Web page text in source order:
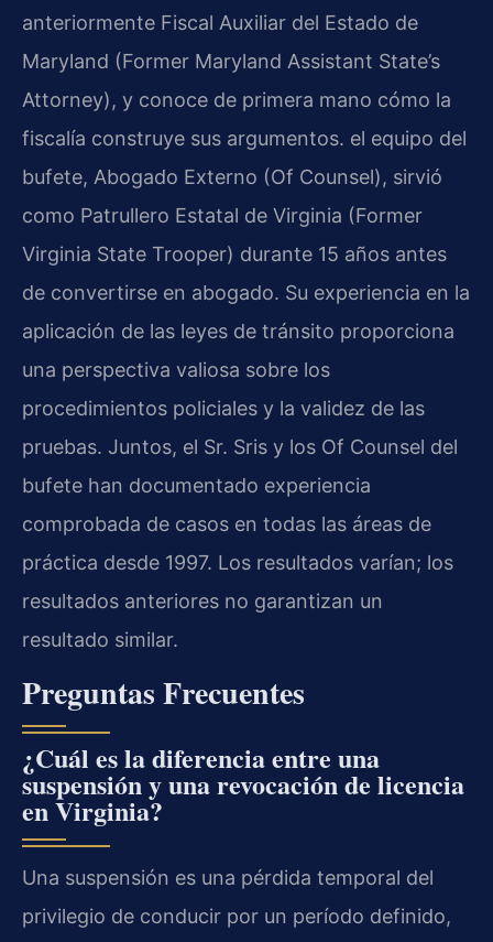
anteriormente Fiscal Auxiliar del Estado de
Maryland (Former Maryland Assistant State’s
Attorney), y conoce de primera mano cómo la
fiscalía construye sus argumentos. el equipo del
bufete, Abogado Externo (Of Counsel), sirvió
como Patrullero Estatal de Virginia (Former
Virginia State Trooper) durante 15 años antes
de convertirse en abogado. Su experiencia en la
aplicación de las leyes de tránsito proporciona
una perspectiva valiosa sobre los
procedimientos policiales y la validez de las
pruebas. Juntos, el Sr. Sris y los Of Counsel del
bufete han documentado experiencia
comprobada de casos en todas las áreas de
práctica desde 1997. Los resultados varían; los
resultados anteriores no garantizan un
resultado similar.
Preguntas Frecuentes
¿Cuál es la diferencia entre una
suspensión y una revocación de licencia
en Virginia?
Una suspensión es una pérdida temporal del
privilegio de conducir por un período definido,